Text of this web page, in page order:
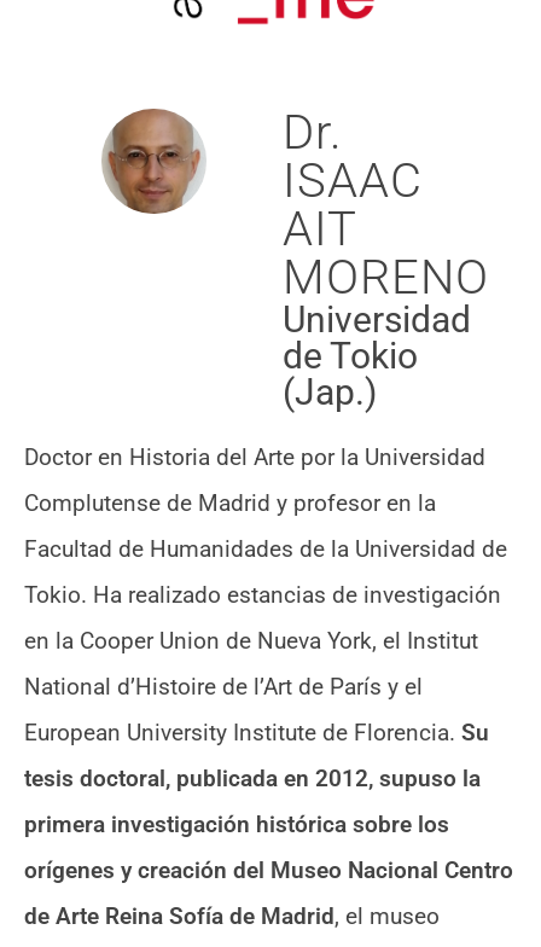
Dr.
ISAAC
AIT
MORENO
Universidad
de Tokio
(Jap.)
Doctor en Historia del Arte por la Universidad
Complutense de Madrid y profesor en la
Facultad de Humanidades de la Universidad de
Tokio. Ha realizado estancias de investigación
en la Cooper Union de Nueva York, el Institut
National d’Histoire de l’Art de París y el
European University Institute de Florencia. Su
tesis doctoral, publicada en 2012, supuso la
primera investigación histórica sobre los
orígenes y creación del Museo Nacional Centro
de Arte Reina Sofía de Madrid, el museo